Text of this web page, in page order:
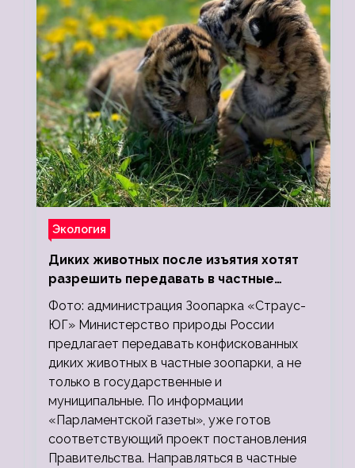
Экология
Диких животных после изъятия хотят
разрешить передавать в частные
зоопарки
Фото: администрация Зоопарка «Страус-
ЮГ» Министерство природы России
предлагает передавать конфискованных
диких животных в частные зоопарки, а не
только в государственные и
муниципальные. По информации
«Парламентской газеты», уже готов
соответствующий проект постановления
Правительства. Направляться в частные